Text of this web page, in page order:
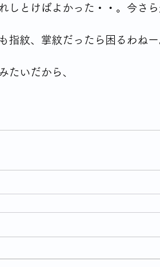
しとけばよかった・・。今さ
指紋、掌紋だったら困るわね
たいだから、